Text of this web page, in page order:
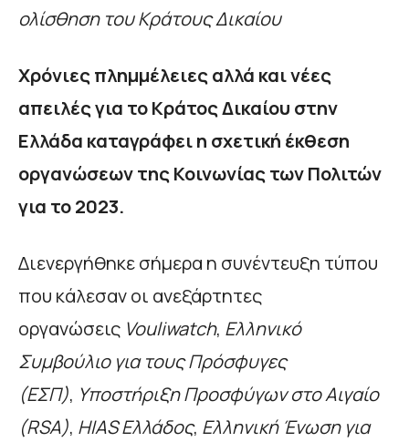
ολίσθηση του Κράτους Δικαίου
Χρόνιες πλημμέλειες αλλά και νέες
απειλές για το Κράτος Δικαίου στην
Ελλάδα καταγράφει η σχετική έκθεση
οργανώσεων της Κοινωνίας των Πολιτών
για το 2023.
Διενεργήθηκε σήμερα η συνέντευξη τύπου
που κάλεσαν οι ανεξάρτητες
οργανώσεις Vouliwatch, Ελληνικό
Συμβούλιο για τους Πρόσφυγες
(ΕΣΠ), Υποστήριξη Προσφύγων στο Αιγαίο
(RSA), HIAS Ελλάδος, Ελληνική Ένωση για